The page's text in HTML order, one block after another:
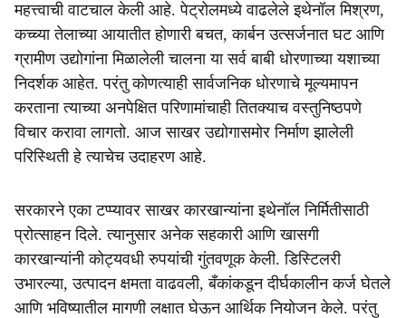
महत्त्वाची वाटचाल केली आहे. पेट्रोलमध्ये वाढलेले इथेनॉल मिश्रण,
कच्च्या तेलाच्या आयातीत होणारी बचत, कार्बन उत्सर्जनात घट आणि
ग्रामीण उद्योगांना मिळालेली चालना या सर्व बाबी धोरणाच्या यशाच्या
निदर्शक आहेत. परंतु कोणत्याही सार्वजनिक धोरणाचे मूल्यमापन
करताना त्याच्या अनपेक्षित परिणामांचाही तितक्याच वस्तुनिष्ठपणे
विचार करावा लागतो. आज साखर उद्योगासमोर निर्माण झालेली
परिस्थिती हे त्याचेच उदाहरण आहे.
सरकारने एका टप्प्यावर साखर कारखान्यांना इथेनॉल निर्मितीसाठी
प्रोत्साहन दिले. त्यानुसार अनेक सहकारी आणि खासगी
कारखान्यांनी कोट्यवधी रुपयांची गुंतवणूक केली. डिस्टिलरी
उभारल्या, उत्पादन क्षमता वाढवली, बँकांकडून दीर्घकालीन कर्ज घेतले
आणि भविष्यातील मागणी लक्षात घेऊन आर्थिक नियोजन केले. परंतु